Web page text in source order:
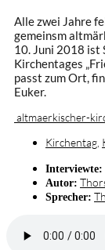
Alle zwei Jahre
gemeinsm
10. Juni 2018 ist
Kirchentages
passt zum Ort,
Euker.
altmaerkischer-
Kirchentag,
Interviewte:
Autor:
Sprecher: